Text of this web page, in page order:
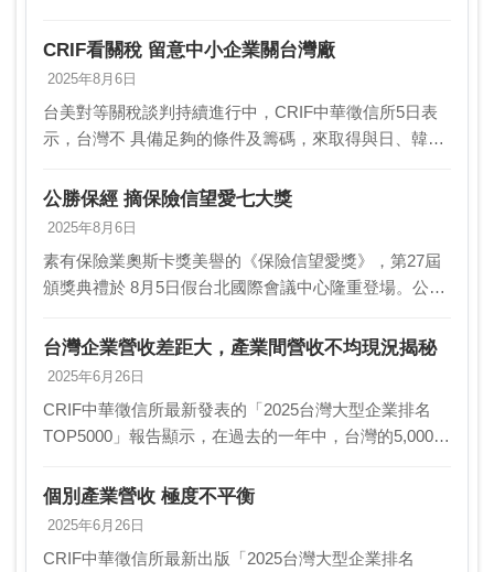
營、教育推廣和社會責任表現，一舉囊括七項大獎，
榮…
CRIF看關稅 留意中小企業關台灣廠
2025年8月6日
台美對等關稅談判持續進行中，CRIF中華徵信所5日表
示，台灣不 具備足夠的條件及籌碼，來取得與日、韓和
高毛利產品，只能考慮外移到其他低關 稅的國家…
公勝保經 摘保險信望愛七大獎
2025年8月6日
素有保險業奧斯卡獎美譽的《保險信望愛獎》，第27屆
頒獎典禮於 8月5日假台北國際會議中心隆重登場。公勝
多方面的卓越表現，一舉囊括七項大獎 ，表現…
台灣企業營收差距大，產業間營收不均現況揭秘
2025年6月26日
CRIF中華徵信所最新發表的「2025台灣大型企業排名
TOP5000」報告顯示，在過去的一年中，台灣的5,000大
顯示出企業的強大生命力。然而，這份報…
個別產業營收 極度不平衡
2025年6月26日
CRIF中華徵信所最新出版「2025台灣大型企業排名